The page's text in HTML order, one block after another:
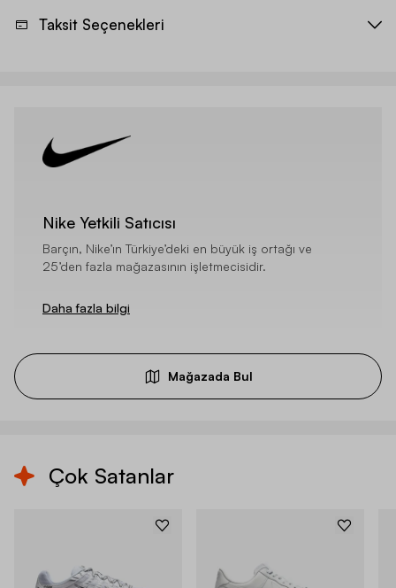
Taksit Seçenekleri
Nike Yetkili Satıcısı
Barçın, Nike’ın Türkiye’deki en büyük iş ortağı ve
25’den fazla mağazasının işletmecisidir.
Daha fazla bilgi
Mağazada Bul
Çok Satanlar